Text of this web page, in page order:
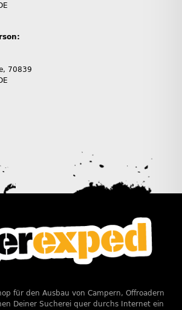
70839
für den Ausbau von Campern, Offroadern
Deiner Sucherei quer durchs Internet ein